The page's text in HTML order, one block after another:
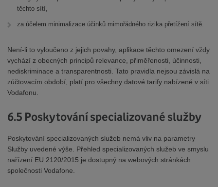
těchto sítí,
za účelem minimalizace účinků mimořádného rizika přetížení sítě.
Není-li to vyloučeno z jejich povahy, aplikace těchto omezení vždy
vychází z obecných principů relevance, přiměřenosti, účinnosti,
nediskriminace a transparentnosti. Tato pravidla nejsou závislá na
zúčtovacím období, platí pro všechny datové tarify nabízené v síti
Vodafonu.
6.5 Poskytování specializované služby
Poskytování specializovaných služeb nemá vliv na parametry
Služby uvedené výše. Přehled specializovaných služeb ve smyslu
nařízení EU 2120/2015 je dostupný na webových stránkách
společnosti Vodafone.